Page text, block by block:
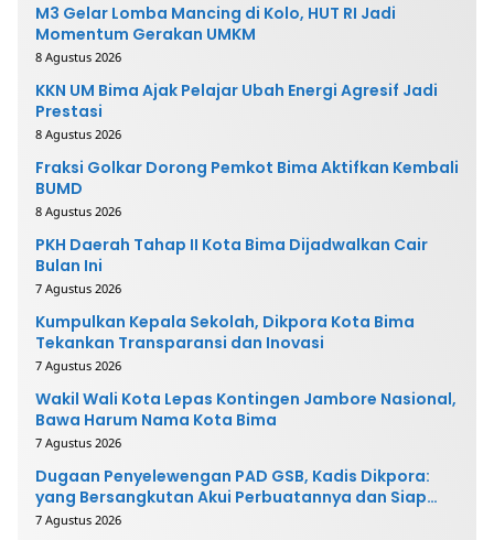
M3 Gelar Lomba Mancing di Kolo, HUT RI Jadi
Momentum Gerakan UMKM
8 Agustus 2026
KKN UM Bima Ajak Pelajar Ubah Energi Agresif Jadi
Prestasi
8 Agustus 2026
Fraksi Golkar Dorong Pemkot Bima Aktifkan Kembali
BUMD
8 Agustus 2026
PKH Daerah Tahap II Kota Bima Dijadwalkan Cair
Bulan Ini
7 Agustus 2026
Kumpulkan Kepala Sekolah, Dikpora Kota Bima
Tekankan Transparansi dan Inovasi
7 Agustus 2026
Wakil Wali Kota Lepas Kontingen Jambore Nasional,
Bawa Harum Nama Kota Bima
7 Agustus 2026
Dugaan Penyelewengan PAD GSB, Kadis Dikpora:
yang Bersangkutan Akui Perbuatannya dan Siap
Mengembalikan Uang
7 Agustus 2026